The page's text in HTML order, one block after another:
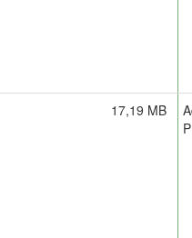
17,19 MB